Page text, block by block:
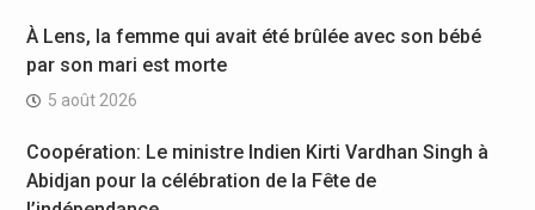
À Lens, la femme qui avait été brûlée avec son bébé
par son mari est morte
5 août 2026
Coopération: Le ministre Indien Kirti Vardhan Singh à
Abidjan pour la célébration de la Fête de